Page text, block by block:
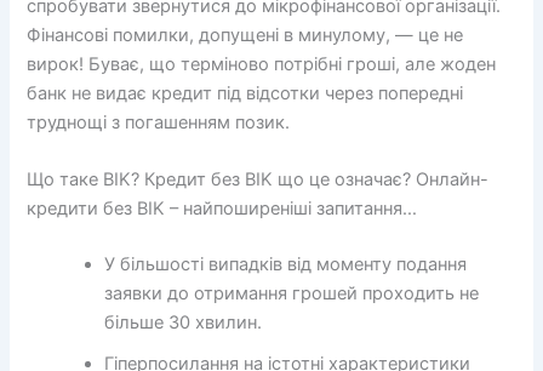
спробувати звернутися до мікрофінансової організації.
Фінансові помилки, допущені в минулому, — це не
вирок! Буває, що терміново потрібні гроші, але жоден
банк не видає кредит під відсотки через попередні
труднощі з погашенням позик.
Що таке BIK? Кредит без BIK що це означає? Онлайн-
кредити без BIK – найпоширеніші запитання…
У більшості випадків від моменту подання
заявки до отримання грошей проходить не
більше 30 хвилин.
Гіперпосилання на істотні характеристики